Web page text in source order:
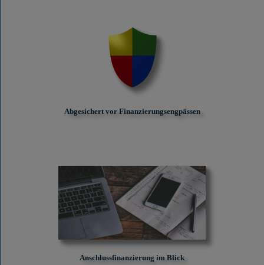
Abgesichert vor Finanzierungs­engpässen
Anschlussfinanzierung im Blick